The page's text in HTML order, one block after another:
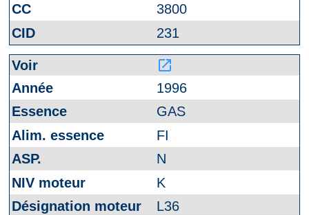
3800
231
launch
1996
GAS
FI
N
K
L36